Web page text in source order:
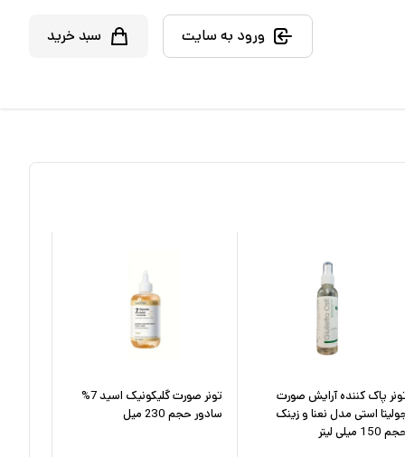
ورود به سایت سبد خرید
پاک کننده آرایش صورت
استی مدل نعنا و زینک
150 میلی لیتر
تونر صورت گلیکونیک اسید 7%
سادور حجم 230 میل